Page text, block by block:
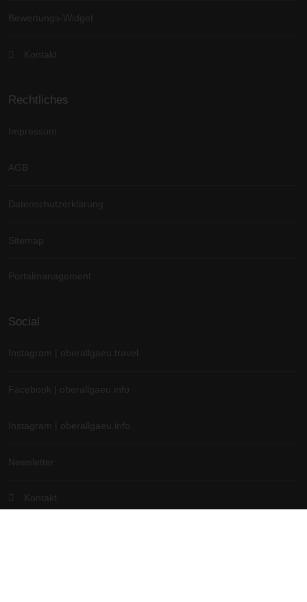
Bewertungs-Widget
Kontakt
Rechtliches
Impressum
AGB
Datenschutzerklärung
Sitemap
Portalmanagement
Social
Instagram | oberallgaeu.travel
Facebook | oberallgaeu.info
Instagram | oberallgaeu.info
Newsletter
Kontakt